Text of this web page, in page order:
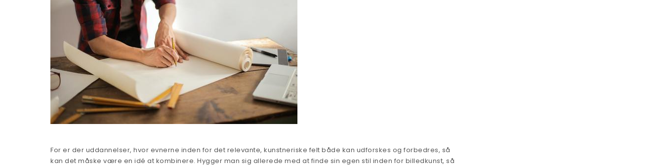
For er der uddannelser, hvor evnerne inden for det relevante, kunstneriske felt både kan udforskes og forbedres, så
kan det måske være en idé at kombinere. Hygger man sig allerede med at finde sin egen stil inden for billedkunst, så